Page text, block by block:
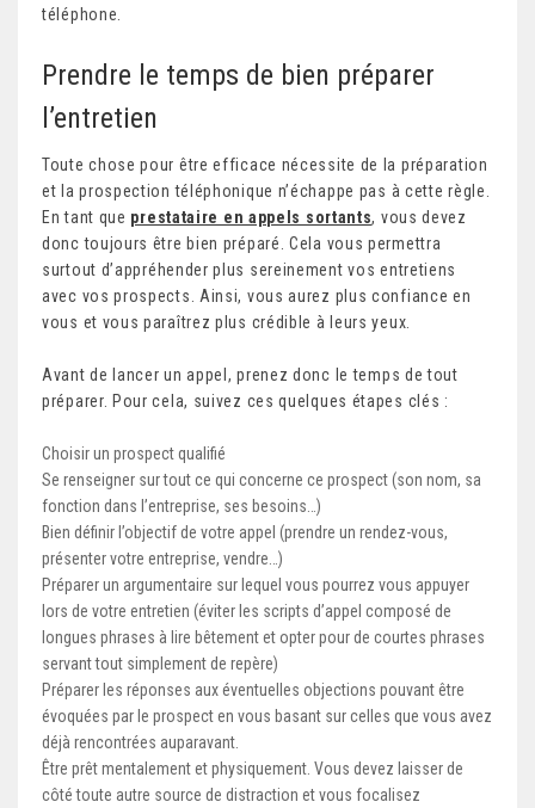
téléphone.
Prendre le temps de bien préparer
l’entretien
Toute chose pour être efficace nécessite de la préparation
et la prospection téléphonique n’échappe pas à cette règle.
En tant que prestataire en appels sortants, vous devez
donc toujours être bien préparé. Cela vous permettra
surtout d’appréhender plus sereinement vos entretiens
avec vos prospects. Ainsi, vous aurez plus confiance en
vous et vous paraîtrez plus crédible à leurs yeux.
Avant de lancer un appel, prenez donc le temps de tout
préparer. Pour cela, suivez ces quelques étapes clés :
Choisir un prospect qualifié
Se renseigner sur tout ce qui concerne ce prospect (son nom, sa
fonction dans l’entreprise, ses besoins…)
Bien définir l’objectif de votre appel (prendre un rendez-vous,
présenter votre entreprise, vendre…)
Préparer un argumentaire sur lequel vous pourrez vous appuyer
lors de votre entretien (éviter les scripts d’appel composé de
longues phrases à lire bêtement et opter pour de courtes phrases
servant tout simplement de repère)
Préparer les réponses aux éventuelles objections pouvant être
évoquées par le prospect en vous basant sur celles que vous avez
déjà rencontrées auparavant.
Être prêt mentalement et physiquement. Vous devez laisser de
côté toute autre source de distraction et vous focalisez